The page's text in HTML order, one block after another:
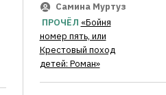
Самина Муртуз
ПРОЧЁЛ «Бойня
номер пять, или
Крестовый поход
детей: Роман»